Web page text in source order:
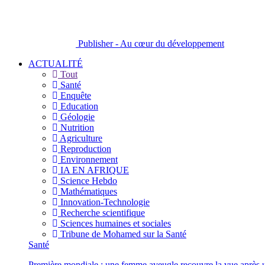
Publisher - Au cœur du développement
ACTUALITÉ
Tout
Santé
Enquête
Education
Géologie
Nutrition
Agriculture
Reproduction
Environnement
IA EN AFRIQUE
Science Hebdo
Mathématiques
Innovation-Technologie
Recherche scientifique
Sciences humaines et sociales
Tribune de Mohamed sur la Santé
Santé